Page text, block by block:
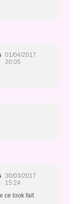
01/04/2017
20:05
30/03/2017
15:24
ce look fait